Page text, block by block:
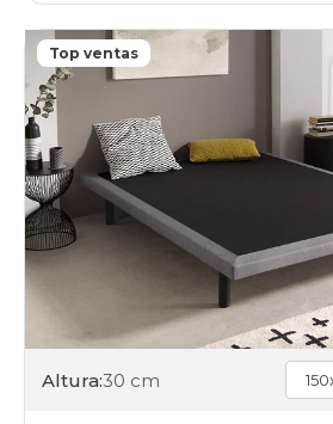
Top ventas
Altura:30 cm